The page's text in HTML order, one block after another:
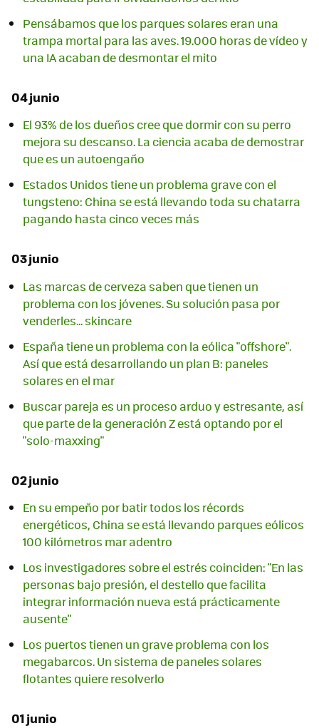
Pensábamos que los parques solares eran una
trampa mortal para las aves. 19.000 horas de vídeo y
una IA acaban de desmontar el mito
04 junio
El 93% de los dueños cree que dormir con su perro
mejora su descanso. La ciencia acaba de demostrar
que es un autoengaño
Estados Unidos tiene un problema grave con el
tungsteno: China se está llevando toda su chatarra
pagando hasta cinco veces más
03 junio
Las marcas de cerveza saben que tienen un
problema con los jóvenes. Su solución pasa por
venderles... skincare
España tiene un problema con la eólica "offshore".
Así que está desarrollando un plan B: paneles
solares en el mar
Buscar pareja es un proceso arduo y estresante, así
que parte de la generación Z está optando por el
"solo-maxxing"
02 junio
En su empeño por batir todos los récords
energéticos, China se está llevando parques eólicos
100 kilómetros mar adentro
Los investigadores sobre el estrés coinciden: "En las
personas bajo presión, el destello que facilita
integrar información nueva está prácticamente
ausente"
Los puertos tienen un grave problema con los
megabarcos. Un sistema de paneles solares
flotantes quiere resolverlo
01 junio